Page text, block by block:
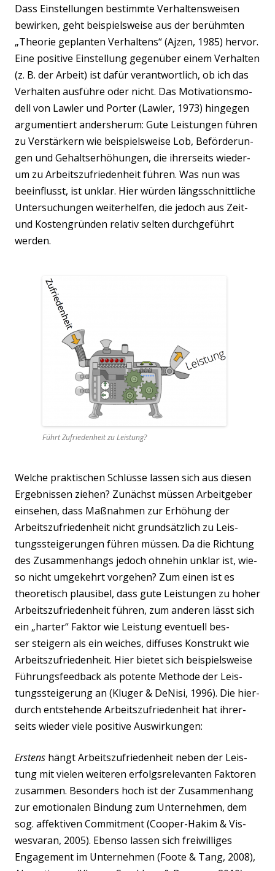
Dass Ein­stel­lun­gen bestimm­te Ver­hal­tens­wei­sen
bewir­ken, geht bei­spiels­wei­se aus der berühm­ten
„Theo­rie geplan­ten Ver­hal­tens“ (Ajzen, 1985) her­vor.
Eine posi­ti­ve Ein­stel­lung gegen­über einem Ver­hal­ten
(z. B. der Arbeit) ist dafür ver­ant­wort­lich, ob ich das
Ver­hal­ten aus­füh­re oder nicht. Das Moti­va­ti­ons­mo­
dell von Law­ler und Por­ter (Law­ler, 1973) hin­ge­gen
argu­men­tiert anders­her­um: Gute Leis­tun­gen füh­ren
zu Ver­stär­kern wie bei­spiels­wei­se Lob, Beför­de­run­
gen und Gehalts­er­hö­hun­gen, die ihrer­seits wie­der­
um zu Arbeits­zu­frie­den­heit füh­ren. Was nun was
beein­flusst, ist unklar. Hier wür­den längs­schnitt­li­che
Unter­su­chun­gen wei­ter­hel­fen, die jedoch aus Zeit-
und Kos­ten­grün­den rela­tiv sel­ten durch­ge­führt
werden.
Führt Zufrie­den­heit zu Leistung?
Wel­che prak­ti­schen Schlüs­se las­sen sich aus die­sen
Ergeb­nis­sen zie­hen? Zunächst müs­sen Arbeit­ge­ber
ein­se­hen, dass Maß­nah­men zur Erhö­hung der
Arbeits­zu­frie­den­heit nicht grund­sätz­lich zu Leis­
tungs­stei­ge­run­gen füh­ren müs­sen. Da die Rich­tung
des Zusam­men­hangs jedoch ohne­hin unklar ist, wie­
so nicht umge­kehrt vor­ge­hen? Zum einen ist es
theo­re­tisch plau­si­bel, dass gute Leis­tun­gen zu hoher
Arbeits­zu­frie­den­heit füh­ren, zum ande­ren lässt sich
ein „har­ter“ Fak­tor wie Leis­tung even­tu­ell bes­
ser stei­gern als ein wei­ches, dif­fu­ses Kon­strukt wie
Arbeits­zu­frie­den­heit. Hier bie­tet sich bei­spiels­wei­se
Füh­rungs­feed­back als poten­te Metho­de der Leis­
tungs­stei­ge­rung an (Klu­ger & DeNi­si, 1996). Die hier­
durch ent­ste­hen­de Arbeits­zu­frie­den­heit hat ihrer­
seits wie­der vie­le posi­ti­ve Auswirkungen:
Ers­tens hängt Arbeits­zu­frie­den­heit neben der Leis­
tung mit vie­len wei­te­ren erfolgs­re­le­van­ten Fak­to­ren
zusam­men. Beson­ders hoch ist der Zusam­men­hang
zur emo­tio­na­len Bin­dung zum Unter­neh­men, dem
sog. affek­ti­ven Com­mit­ment (Coo­per-Hakim & Vis­
wes­va­ran, 2005). Eben­so las­sen sich frei­wil­li­ges
Enga­ge­ment im Unter­neh­men (Foo­te & Tang, 2008),